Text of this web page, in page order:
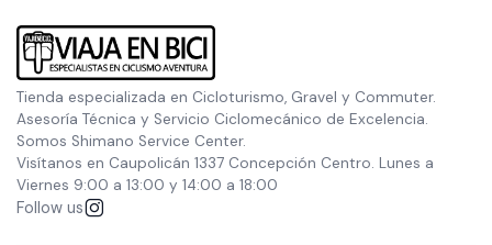
Tienda especializada en Cicloturismo, Gravel y Commuter.
Asesoría Técnica y Servicio Ciclomecánico de Excelencia.
Somos Shimano Service Center.
Visítanos en Caupolicán 1337 Concepción Centro. Lunes a
Viernes 9:00 a 13:00 y 14:00 a 18:00
Follow us